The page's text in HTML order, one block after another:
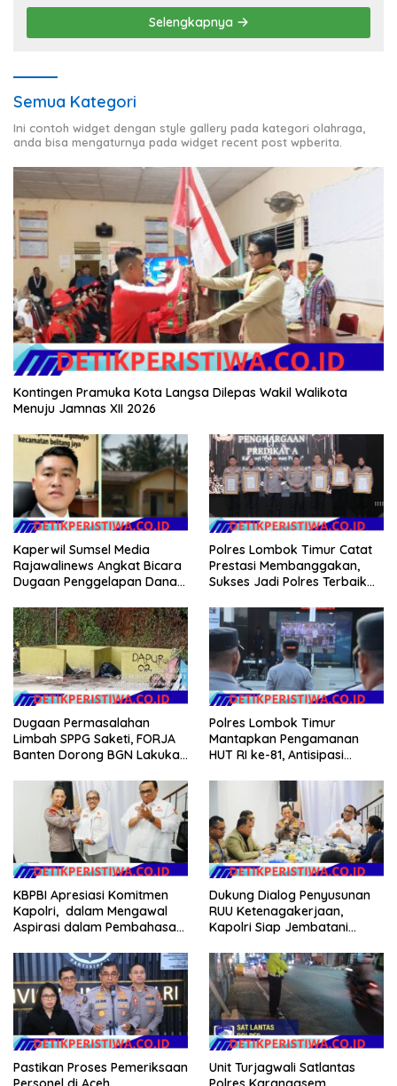
Selengkapnya
Semua Kategori
Ini contoh widget dengan style gallery pada kategori olahraga,
anda bisa mengaturnya pada widget recent post wpberita.
Kontingen Pramuka Kota Langsa Dilepas Wakil Walikota
Menuju Jamnas XII 2026
Kaperwil Sumsel Media
Rajawalinews Angkat Bicara
Dugaan Penggelapan Dana
Argomulyo Belitang Jaya
Hilang 3 Bulan Bawa
Anggaran Pembangunan
Polres Lombok Timur Catat
Prestasi Membanggakan,
Sukses Jadi Polres Terbaik
NTB
Dugaan Permasalahan
Limbah SPPG Saketi, FORJA
Banten Dorong BGN Lakukan
Polres Lombok Timur
Mantapkan Pengamanan
HUT RI ke-81, Antisipasi
Agenda Kapolri
KBPBI Apresiasi Komitmen
Kapolri, dalam Mengawal
Aspirasi dalam Pembahasan
Dukung Dialog Penyusunan
RUU Ketenagakerjaan,
Kapolri Siap Jembatani
Pastikan Proses Pemeriksaan
Unit Turjagwali Satlantas